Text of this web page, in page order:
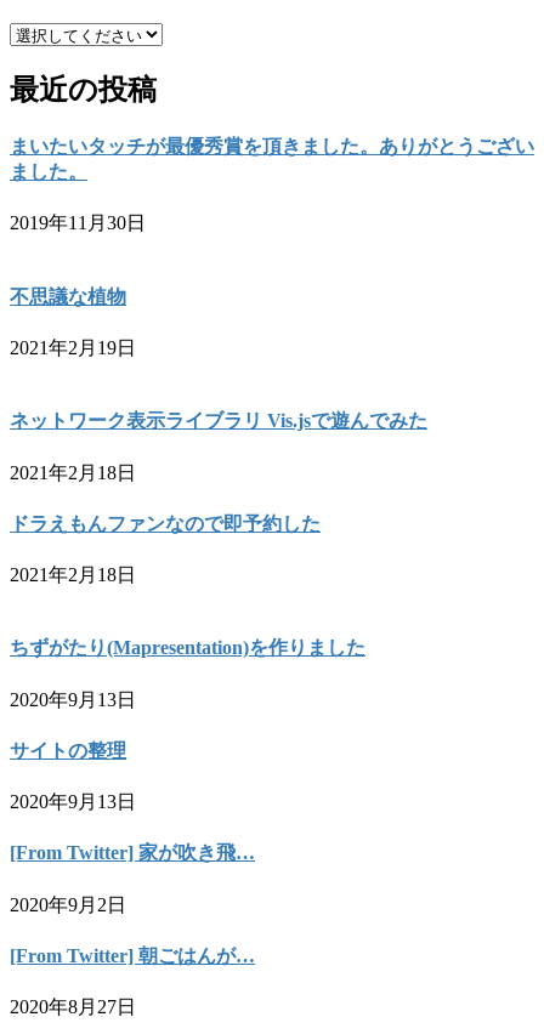
最近の投稿
まいたいタッチが最優秀賞を頂きました。ありがとうござい
ました。
2019年11月30日
不思議な植物
2021年2月19日
ネットワーク表示ライブラリ Vis.jsで遊んでみた
2021年2月18日
ドラえもんファンなので即予約した
2021年2月18日
ちずがたり(Mapresentation)を作りました
2020年9月13日
サイトの整理
2020年9月13日
[From Twitter] 家が吹き飛…
2020年9月2日
[From Twitter] 朝ごはんが…
2020年8月27日